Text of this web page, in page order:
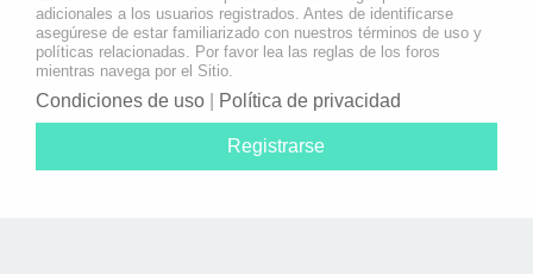
adicionales a los usuarios registrados. Antes de identificarse
asegúrese de estar familiarizado con nuestros términos de uso y
políticas relacionadas. Por favor lea las reglas de los foros
mientras navega por el Sitio.
Condiciones de uso Política de privacidad
Registrarse